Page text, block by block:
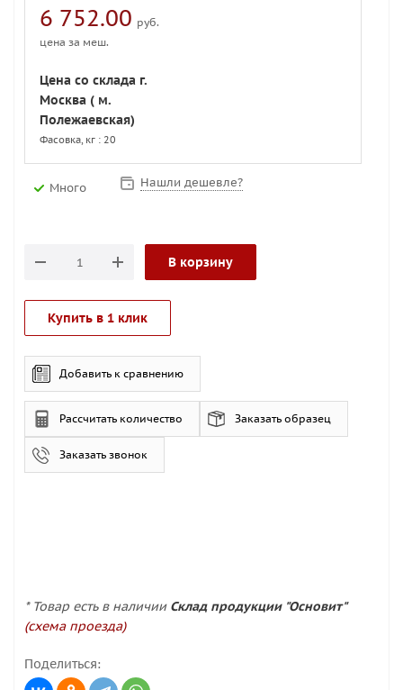
6 752.00 руб.
цена за меш.
Цена со склада г.
Москва ( м.
Полежаевская)
Фасовка, кг : 20
Много Нашли дешевле?
В корзину
Купить в 1 клик
Добавить к сравнению
Рассчитать количество Заказать образец
Заказать звонок
* Товар есть в наличии Склад продукции "Основит"
(схема проезда)
Поделиться: